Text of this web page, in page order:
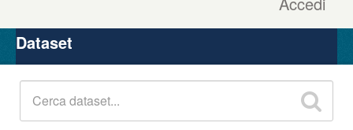
Organizzazioni
Gruppi
Dataset